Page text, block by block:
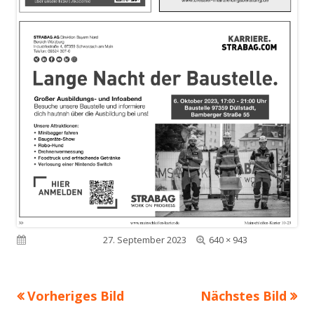
Veröffentlicht am27. September 2023
Volle
640 × 943
Vorheriges Bild Nächstes Bild